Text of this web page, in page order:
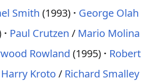
Smith (1993)
George Olah
Paul Crutzen / Mario Molina
Rowland (1995)
Robert
Harry Kroto / Richard Smalley